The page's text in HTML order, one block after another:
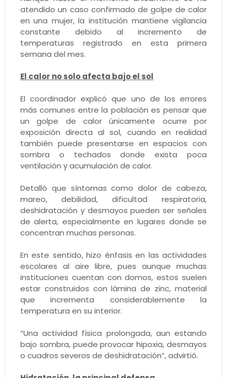
atendido un caso confirmado de golpe de calor
en una mujer, la institución mantiene vigilancia
constante debido al incremento de
temperaturas registrado en esta primera
semana del mes.
El calor no solo afecta bajo el sol
El coordinador explicó que uno de los errores
más comunes entre la población es pensar que
un golpe de calor únicamente ocurre por
exposición directa al sol, cuando en realidad
también puede presentarse en espacios con
sombra o techados donde exista poca
ventilación y acumulación de calor.
Detalló que síntomas como dolor de cabeza,
mareo, debilidad, dificultad respiratoria,
deshidratación y desmayos pueden ser señales
de alerta, especialmente en lugares donde se
concentran muchas personas.
En este sentido, hizo énfasis en las actividades
escolares al aire libre, pues aunque muchas
instituciones cuentan con domos, estos suelen
estar construidos con lámina de zinc, material
que incrementa considerablemente la
temperatura en su interior.
“Una actividad física prolongada, aun estando
bajo sombra, puede provocar hipoxia, desmayos
o cuadros severos de deshidratación”, advirtió.